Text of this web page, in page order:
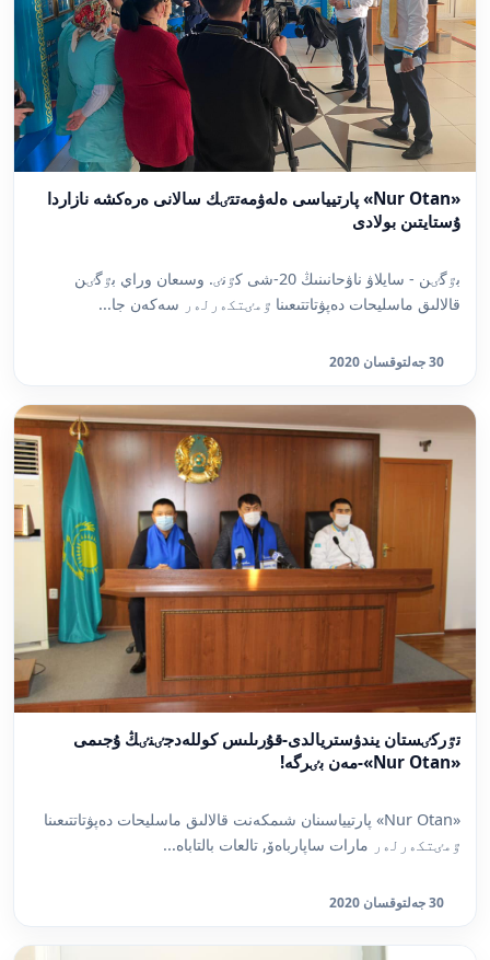
«Nur Otan» پارتيياسى ەلەۋمەتتٸك سالانى ەرەكشە نازاردا
ۇستايتىن بولادى
بٷگٸن - سايلاۋ ناۋحانىنىڭ 20-شى كٷنٸ. وسىعان وراي بٷگٸن
قالالىق ماسليحات دەپۋتاتتىعىنا ٷمٸتكەرلەر سەكەن جا...
30 جەلتوقسان 2020
تٷركٸستان يندۋستريالدى-قۇرىلىس كوللەدجٸنٸڭ ۇجىمى
«Nur Otan»-مەن بٸرگە!
«Nur Otan» پارتيياسىنان شىمكەنت قالالىق ماسليحات دەپۋتاتتىعىنا
ٷمٸتكەرلەر مارات ساپارباەۆ, تالعات بالتاباە...
30 جەلتوقسان 2020